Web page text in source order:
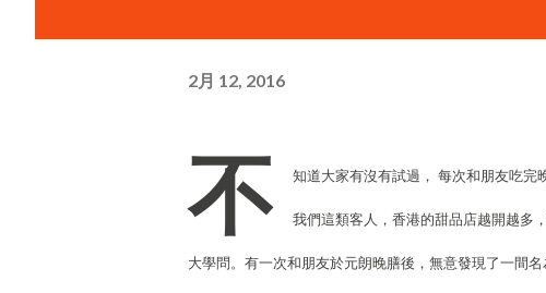
2月 12, 2016
不 知道大家有沒有試過， 每次和朋友吃
我們這類客人，香港的甜品店越開越多
大學問。有一次和朋友於元朗晚膳後，無意發現了一間